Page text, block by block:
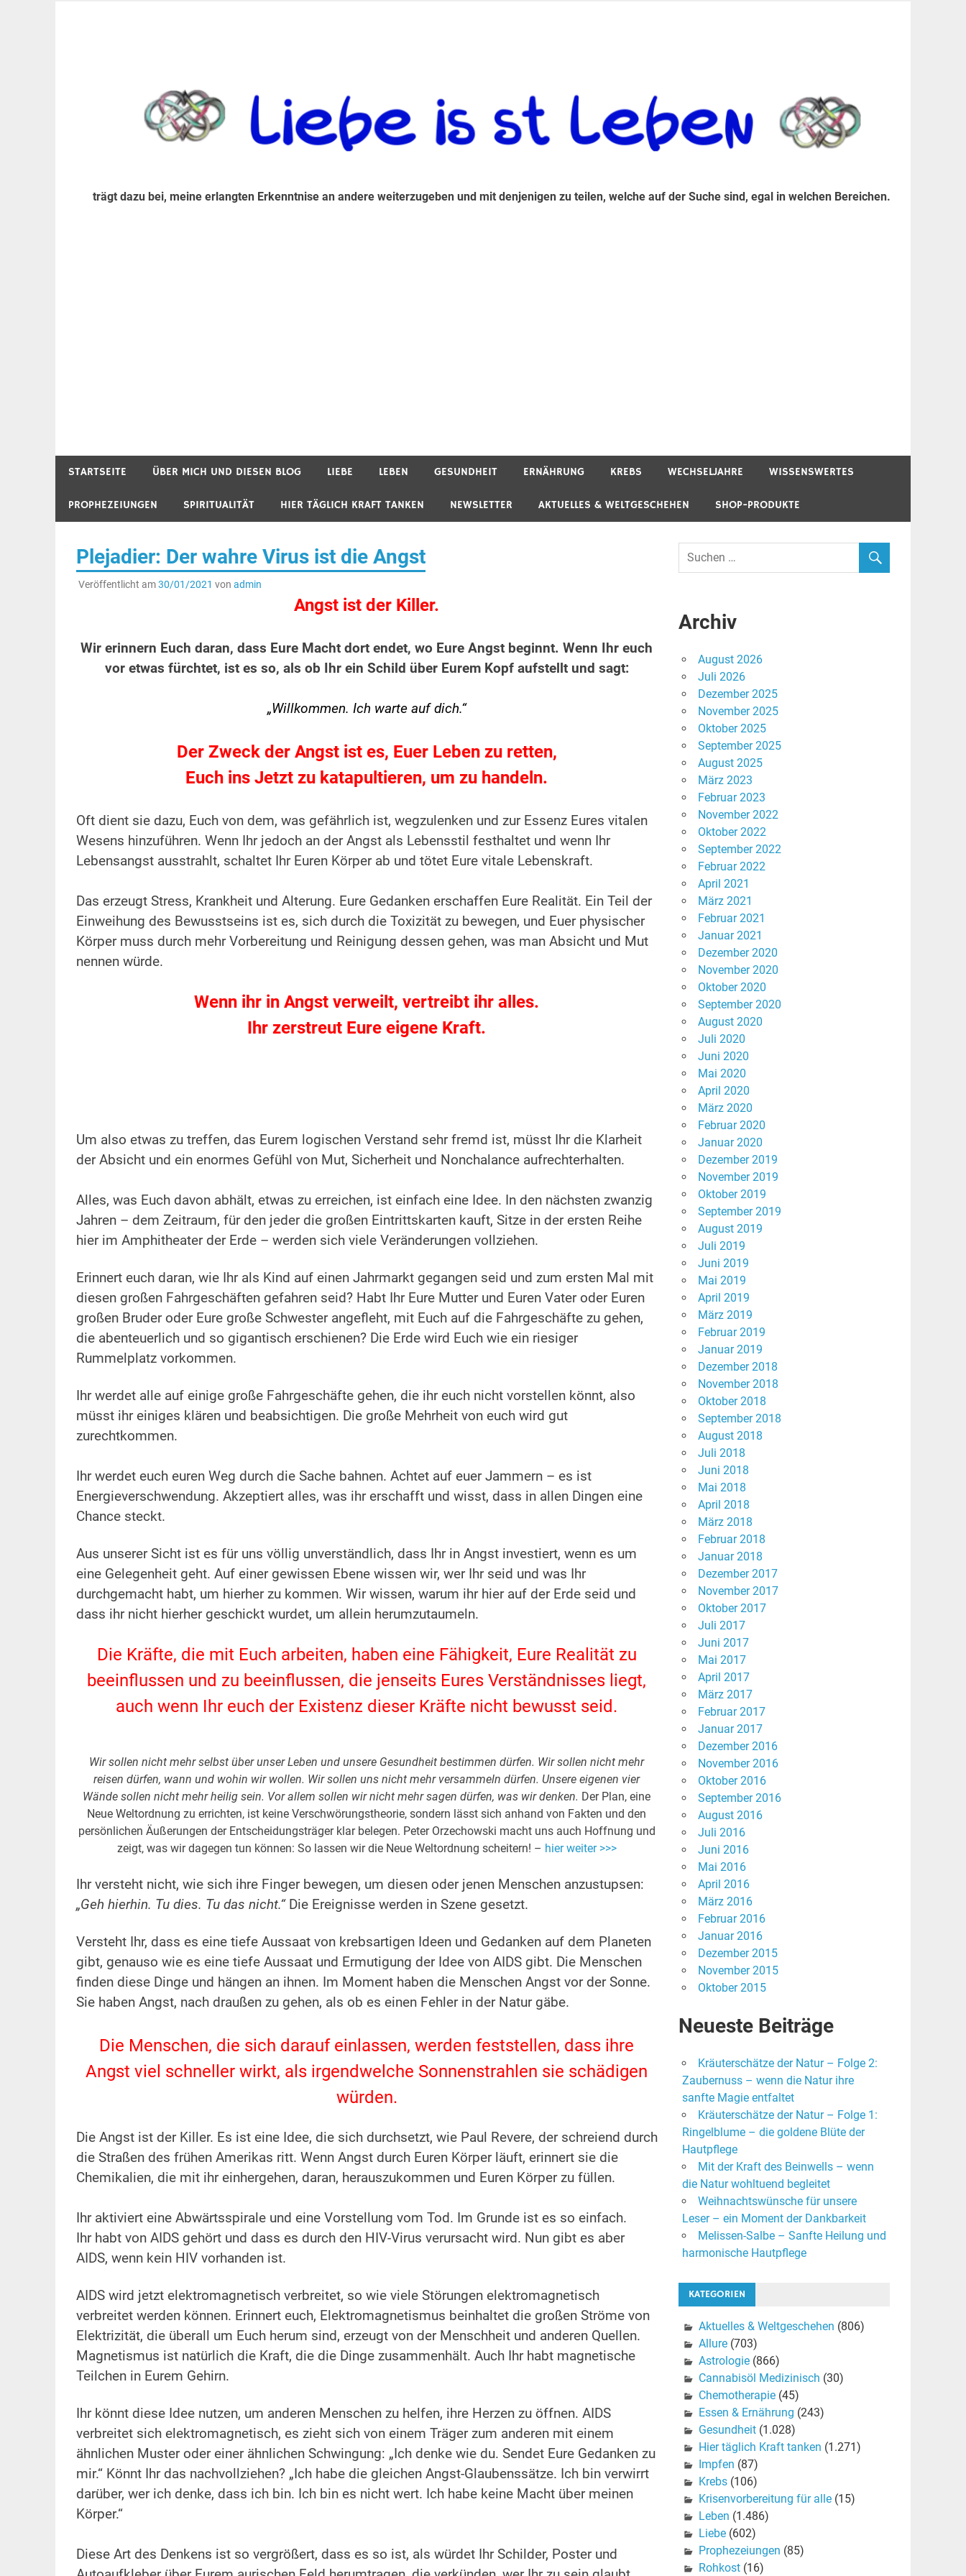
trägt dazu bei, meine erlangten Erkenntnise an andere weiterzugeben und mit denjenigen zu teilen, welche auf der Suche sind, egal in welchen Bereichen.
STARTSEITE ÜBER MICH UND DIESEN BLOG LIEBE LEBEN GESUNDHEIT ERNÄHRUNG KREBS WECHSELJAHRE WISSENSWERTES
PROPHEZEIUNGEN SPIRITUALITÄT HIER TÄGLICH KRAFT TANKEN NEWSLETTER AKTUELLES & WELTGESCHEHEN SHOP-PRODUKTE
Plejadier: Der wahre Virus ist die Angst
Veröffentlicht am30/01/2021 von admin
Angst ist der Killer.
Wir erinnern Euch daran, dass Eure Macht dort endet, wo Eure Angst beginnt. Wenn Ihr euch
vor etwas fürchtet, ist es so, als ob Ihr ein Schild über Eurem Kopf aufstellt und sagt:
„Willkommen. Ich warte auf dich.“
Der Zweck der Angst ist es, Euer Leben zu retten,
Euch ins Jetzt zu katapultieren, um zu handeln.
Oft dient sie dazu, Euch von dem, was gefährlich ist, wegzulenken und zur Essenz Eures vitalen
Wesens hinzuführen. Wenn Ihr jedoch an der Angst als Lebensstil festhaltet und wenn Ihr
Lebensangst ausstrahlt, schaltet Ihr Euren Körper ab und tötet Eure vitale Lebenskraft.
Das erzeugt Stress, Krankheit und Alterung. Eure Gedanken erschaffen Eure Realität. Ein Teil der
Einweihung des Bewusstseins ist es, sich durch die Toxizität zu bewegen, und Euer physischer
Körper muss durch mehr Vorbereitung und Reinigung dessen gehen, was man Absicht und Mut
nennen würde.
Wenn ihr in Angst verweilt, vertreibt ihr alles.
Ihr zerstreut Eure eigene Kraft.
Um also etwas zu treffen, das Eurem logischen Verstand sehr fremd ist, müsst Ihr die Klarheit
der Absicht und ein enormes Gefühl von Mut, Sicherheit und Nonchalance aufrechterhalten.
Alles, was Euch davon abhält, etwas zu erreichen, ist einfach eine Idee. In den nächsten zwanzig
Jahren – dem Zeitraum, für den jeder die großen Eintrittskarten kauft, Sitze in der ersten Reihe
hier im Amphitheater der Erde – werden sich viele Veränderungen vollziehen.
Erinnert euch daran, wie Ihr als Kind auf einen Jahrmarkt gegangen seid und zum ersten Mal mit
diesen großen Fahrgeschäften gefahren seid? Habt Ihr Eure Mutter und Euren Vater oder Euren
großen Bruder oder Eure große Schwester angefleht, mit Euch auf die Fahrgeschäfte zu gehen,
die abenteuerlich und so gigantisch erschienen? Die Erde wird Euch wie ein riesiger
Rummelplatz vorkommen.
Ihr werdet alle auf einige große Fahrgeschäfte gehen, die ihr euch nicht vorstellen könnt, also
müsst ihr einiges klären und beabsichtigen. Die große Mehrheit von euch wird gut
zurechtkommen.
Ihr werdet euch euren Weg durch die Sache bahnen. Achtet auf euer Jammern – es ist
Energieverschwendung. Akzeptiert alles, was ihr erschafft und wisst, dass in allen Dingen eine
Chance steckt.
Aus unserer Sicht ist es für uns völlig unverständlich, dass Ihr in Angst investiert, wenn es um
eine Gelegenheit geht. Auf einer gewissen Ebene wissen wir, wer Ihr seid und was Ihr
durchgemacht habt, um hierher zu kommen. Wir wissen, warum ihr hier auf der Erde seid und
dass ihr nicht hierher geschickt wurdet, um allein herumzutaumeln.
Die Kräfte, die mit Euch arbeiten, haben eine Fähigkeit, Eure Realität zu
beeinflussen und zu beeinflussen, die jenseits Eures Verständnisses liegt,
auch wenn Ihr euch der Existenz dieser Kräfte nicht bewusst seid.
Wir sollen nicht mehr selbst über unser Leben und unsere Gesundheit bestimmen dürfen. Wir sollen nicht mehr
reisen dürfen, wann und wohin wir wollen. Wir sollen uns nicht mehr versammeln dürfen. Unsere eigenen vier
Wände sollen nicht mehr heilig sein. Vor allem sollen wir nicht mehr sagen dürfen, was wir denken. Der Plan, eine
Neue Weltordnung zu errichten, ist keine Verschwörungstheorie, sondern lässt sich anhand von Fakten und den
persönlichen Äußerungen der Entscheidungsträger klar belegen. Peter Orzechowski macht uns auch Hoffnung und
zeigt, was wir dagegen tun können: So lassen wir die Neue Weltordnung scheitern! – hier weiter >>>
Ihr versteht nicht, wie sich ihre Finger bewegen, um diesen oder jenen Menschen anzustupsen:
„Geh hierhin. Tu dies. Tu das nicht.“Die Ereignisse werden in Szene gesetzt.
Versteht Ihr, dass es eine tiefe Aussaat von krebsartigen Ideen und Gedanken auf dem Planeten
gibt, genauso wie es eine tiefe Aussaat und Ermutigung der Idee von AIDS gibt. Die Menschen
finden diese Dinge und hängen an ihnen. Im Moment haben die Menschen Angst vor der Sonne.
Sie haben Angst, nach draußen zu gehen, als ob es einen Fehler in der Natur gäbe.
Die Menschen, die sich darauf einlassen, werden feststellen, dass ihre
Angst viel schneller wirkt, als irgendwelche Sonnenstrahlen sie schädigen
würden.
Die Angst ist der Killer. Es ist eine Idee, die sich durchsetzt, wie Paul Revere, der schreiend durch
die Straßen des frühen Amerikas ritt. Wenn Angst durch Euren Körper läuft, erinnert sie die
Chemikalien, die mit ihr einhergehen, daran, herauszukommen und Euren Körper zu füllen.
Ihr aktiviert eine Abwärtsspirale und eine Vorstellung vom Tod. Im Grunde ist es so einfach.
Ihr habt von AIDS gehört und dass es durch den HIV-Virus verursacht wird. Nun gibt es aber
AIDS, wenn kein HIV vorhanden ist.
AIDS wird jetzt elektromagnetisch verbreitet, so wie viele Störungen elektromagnetisch
verbreitet werden können. Erinnert euch, Elektromagnetismus beinhaltet die großen Ströme von
Elektrizität, die überall um Euch herum sind, erzeugt von der Menschheit und anderen Quellen.
Magnetismus ist natürlich die Kraft, die die Dinge zusammenhält. Auch Ihr habt magnetische
Teilchen in Eurem Gehirn.
Ihr könnt diese Idee nutzen, um anderen Menschen zu helfen, ihre Herzen zu öffnen. AIDS
verbreitet sich elektromagnetisch, es zieht sich von einem Träger zum anderen mit einem
ähnlichen Muster oder einer ähnlichen Schwingung: „Ich denke wie du. Sendet Eure Gedanken zu
mir.“ Könnt Ihr das nachvollziehen? „Ich habe die gleichen Angst-Glaubenssätze. Ich bin verwirrt
darüber, wer ich denke, dass ich bin. Ich bin es nicht wert. Ich habe keine Macht über meinen
Körper.“
Diese Art des Denkens ist so vergrößert, dass es so ist, als würdet Ihr Schilder, Poster und
Archiv
August 2026
Juli 2026
Dezember 2025
November 2025
Oktober 2025
September 2025
August 2025
März 2023
Februar 2023
November 2022
Oktober 2022
September 2022
Februar 2022
April 2021
März 2021
Februar 2021
Januar 2021
Dezember 2020
November 2020
Oktober 2020
September 2020
August 2020
Juli 2020
Juni 2020
Mai 2020
April 2020
März 2020
Februar 2020
Januar 2020
Dezember 2019
November 2019
Oktober 2019
September 2019
August 2019
Juli 2019
Juni 2019
Mai 2019
April 2019
März 2019
Februar 2019
Januar 2019
Dezember 2018
November 2018
Oktober 2018
September 2018
August 2018
Juli 2018
Juni 2018
Mai 2018
April 2018
März 2018
Februar 2018
Januar 2018
Dezember 2017
November 2017
Oktober 2017
Juli 2017
Juni 2017
Mai 2017
April 2017
März 2017
Februar 2017
Januar 2017
Dezember 2016
November 2016
Oktober 2016
September 2016
August 2016
Juli 2016
Juni 2016
Mai 2016
April 2016
März 2016
Februar 2016
Januar 2016
Dezember 2015
November 2015
Oktober 2015
Neueste Beiträge
Kräuterschätze der Natur – Folge 2:
Zaubernuss – wenn die Natur ihre
sanfte Magie entfaltet
Kräuterschätze der Natur – Folge 1:
Ringelblume – die goldene Blüte der
Hautpflege
Mit der Kraft des Beinwells – wenn
die Natur wohltuend begleitet
Weihnachtswünsche für unsere
Leser – ein Moment der Dankbarkeit
Melissen-Salbe – Sanfte Heilung und
harmonische Hautpflege
KATEGORIEN
Aktuelles & Weltgeschehen (806)
Allure(703)
Astrologie(866)
Cannabisöl Medizinisch (30)
Chemotherapie(45)
Essen & Ernährung (243)
Gesundheit(1.028)
Hier täglich Kraft tanken (1.271)
Impfen (87)
Krebs(106)
Krisenvorbereitung für alle(15)
Leben (1.486)
Liebe(602)
Prophezeiungen (85)
Rohkost(16)